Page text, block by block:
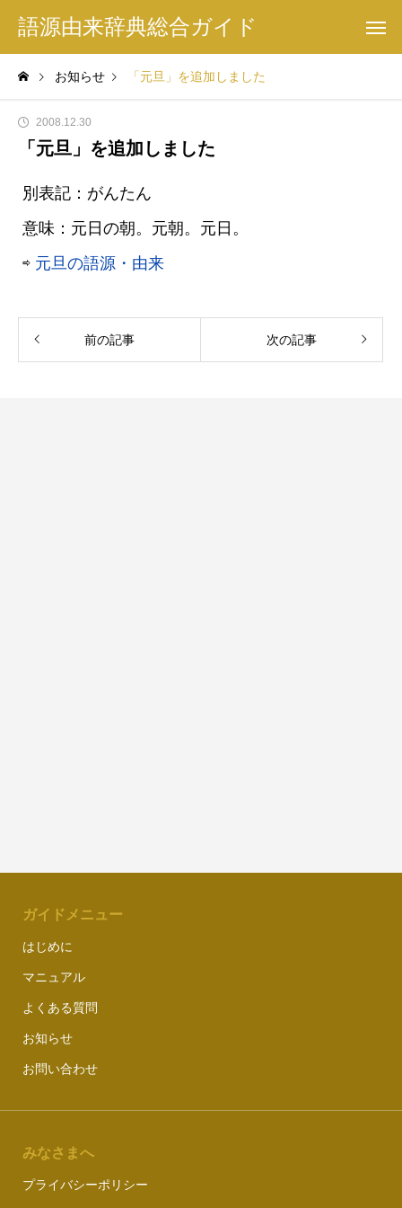
語源由来辞典総合ガイド
お知らせ 「元旦」を追加しました
2008.12.30
「元旦」を追加しました
別表記：がんたん
意味：元日の朝。元朝。元日。
⇨ 元旦の語源・由来
前の記事 次の記事
ガイドメニュー
はじめに
マニュアル
よくある質問
お知らせ
お問い合わせ
みなさまへ
プライバシーポリシー